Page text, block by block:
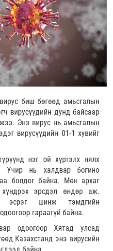
биш бөгөөд амьсгалын
вирусүүдийн дунд байсаар
Энэ вирус нь амьсгалын
вирусүүдийн 01-1 хувийг
нэг ой хүртэлх нялх
Учир нь халдвар богино
болдог байна. Мөн архаг
эрсдэл өндөр аж.
эсрэг шинж тэмдгийн
гараагүй байна.
одоогоор Хятад улсад
Казахстанд энэ вирусийн